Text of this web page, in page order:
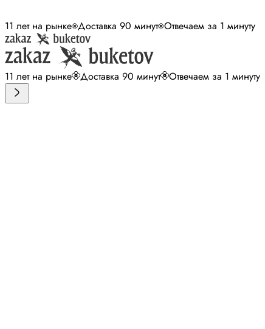
11 лет на рынке Доставка 90 минут Отвечаем за 1 минуту
11 лет на рынке Доставка 90 минут Отвечаем за 1 минуту